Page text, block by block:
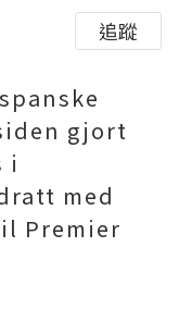
追蹤
gjort
i
med
Premier